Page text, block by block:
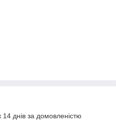
днів за домовленістю